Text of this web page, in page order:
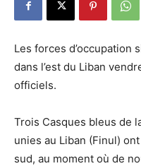
Les forces d’occupation
dans l’est du Liban
officiels.
Trois Casques bleus de
unies au Liban (Finul)
sud, au moment où de